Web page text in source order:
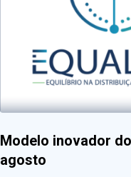
Modelo inovador
agosto